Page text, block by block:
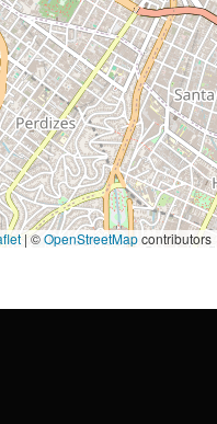
|©OpenStreetMapcontributors